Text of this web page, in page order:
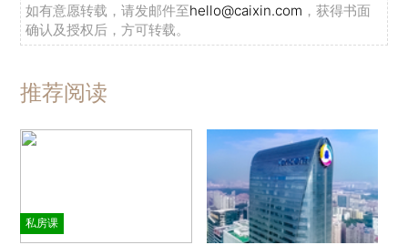
如有意愿转载，请发邮件至hello@caixin.com ，获得书面
确认及授权后，方可转载。
推荐阅读
私房课